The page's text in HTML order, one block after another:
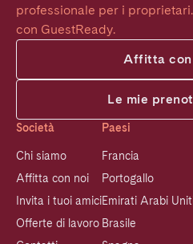
professionale per i
con GuestReady.
Affitta con
Le mie
Società
Chi siamo
Affitta con noi
Invita i tuoi amici
Offerte di lavoro
Paesi
Francia
Portogallo
Emirati Arabi
Brasile